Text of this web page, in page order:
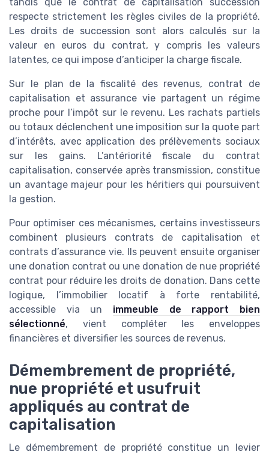
respecte strictement les règles civiles de la propriété.
Les droits de succession sont alors calculés sur la
valeur en euros du contrat, y compris les valeurs
latentes, ce qui impose d’anticiper la charge fiscale.
Sur le plan de la fiscalité des revenus, contrat de
capitalisation et assurance vie partagent un régime
proche pour l’impôt sur le revenu. Les rachats partiels
ou totaux déclenchent une imposition sur la quote part
d’intérêts, avec application des prélèvements sociaux
sur les gains. L’antériorité fiscale du contrat
capitalisation, conservée après transmission, constitue
un avantage majeur pour les héritiers qui poursuivent
la gestion.
Pour optimiser ces mécanismes, certains investisseurs
combinent plusieurs contrats de capitalisation et
contrats d’assurance vie. Ils peuvent ensuite organiser
une donation contrat ou une donation de nue propriété
contrat pour réduire les droits de donation. Dans cette
logique, l’immobilier locatif à forte rentabilité,
accessible via un immeuble de rapport bien
sélectionné, vient compléter les enveloppes
financières et diversifier les sources de revenus.
Démembrement de propriété,
nue propriété et usufruit
appliqués au contrat de
capitalisation
Le démembrement de propriété constitue un levier